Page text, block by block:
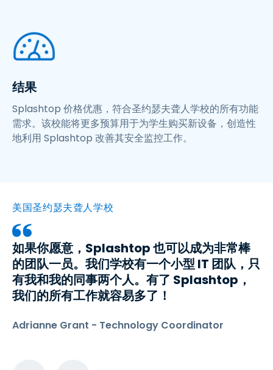
结果
Splashtop 价格优惠，符合圣约瑟夫聋人学校的所有功能
需求。该校能将更多预算用于为学生购买新设备，创造性
地利用 Splashtop 改善其安全监控工作。
美国圣约瑟夫聋人学校
如果你愿意，Splashtop 也可以成为非常棒
的团队一员。我们学校有一个小型 IT 团队，只
有我和我的同事两个人。有了 Splashtop，
我们的所有工作就容易多了！
Adrianne Grant - Technology Coordinator